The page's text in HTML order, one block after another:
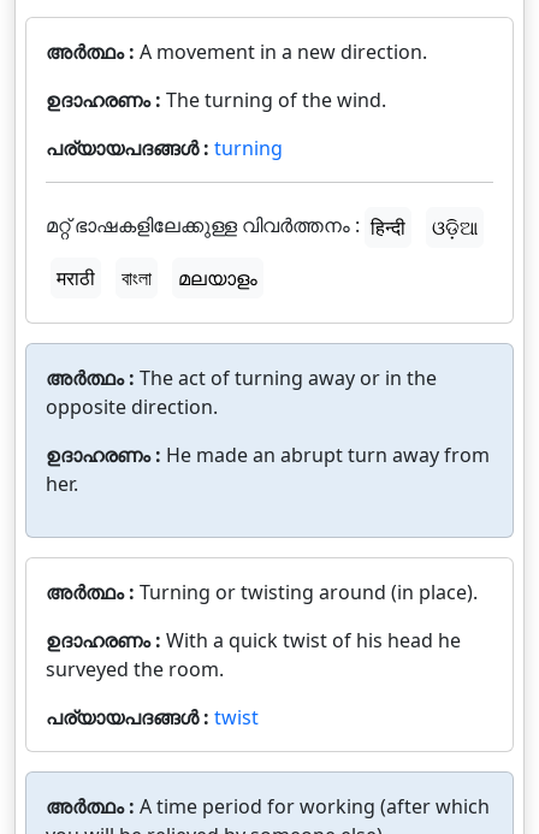
അർത്ഥം : A movement in a new direction.
ഉദാഹരണം : The turning of the wind.
പര്യായപദങ്ങൾ : turning
മറ്റ് ഭാഷകളിലേക്കുള്ള വിവർത്തനം : हिन्दी
ଓଡ଼ିଆ
मराठी
বাংলা മലയാളം
അർത്ഥം : The act of turning away or in the
opposite direction.
ഉദാഹരണം : He made an abrupt turn away from
her.
അർത്ഥം : Turning or twisting around (in place).
ഉദാഹരണം : With a quick twist of his head he
surveyed the room.
പര്യായപദങ്ങൾ : twist
അർത്ഥം : A time period for working (after which